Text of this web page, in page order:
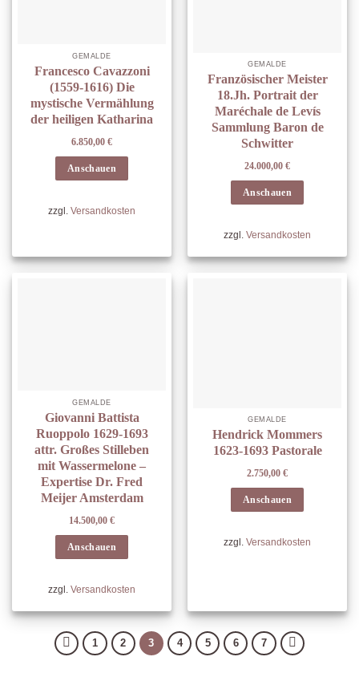
GEMÄLDE
Francesco Cavazzoni
(1559-1616) Die
mystische Vermählung
der heiligen Katharina
6.850,00 €
Anschauen
zzgl. Versandkosten
GEMÄLDE
Französischer Meister
18.Jh. Portrait der
Maréchale de Levís
Sammlung Baron de
Schwitter
24.000,00 €
Anschauen
zzgl. Versandkosten
GEMÄLDE
Giovanni Battista
Ruoppolo 1629-1693
attr. Großes Stilleben
mit Wassermelone –
Expertise Dr. Fred
Meijer Amsterdam
14.500,00 €
Anschauen
zzgl. Versandkosten
GEMÄLDE
Hendrick Mommers
1623-1693 Pastorale
2.750,00 €
Anschauen
zzgl. Versandkosten
1 2 3 4 5 6 7